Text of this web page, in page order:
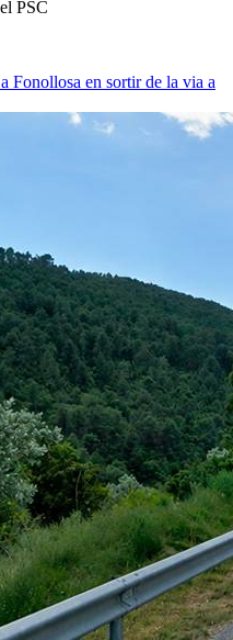
PSC
Fonollosa en sortir de la via a